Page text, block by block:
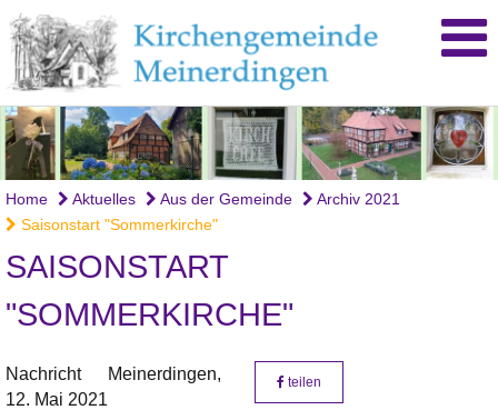
Home Aktuelles Aus der Gemeinde
Archiv 2021
Saisonstart "Sommerkirche"
SAISONSTART
"SOMMERKIRCHE"
Nachricht
Meinerdingen,
12. Mai 2021
teilen